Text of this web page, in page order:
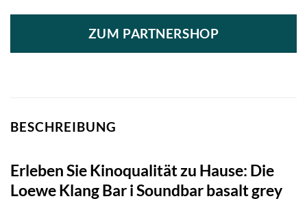
ZUM PARTNERSHOP
BESCHREIBUNG
Erleben Sie Kinoqualität zu Hause: Die
Loewe Klang Bar i Soundbar basalt grey